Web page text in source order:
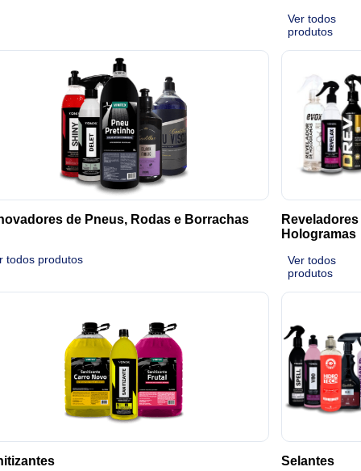
Ver todos
produtos
de Pneus, Rodas e Borrachas
todos produtos
Reveladores
Hologramas
Ver todos
produtos
Selantes